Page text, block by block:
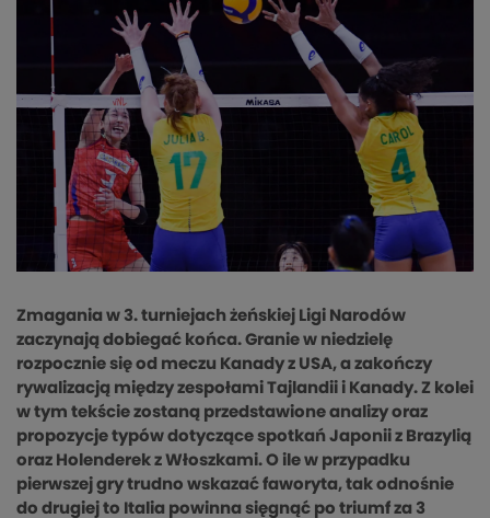
Zmagania w 3. turniejach żeńskiej Ligi Narodów
zaczynają dobiegać końca. Granie w niedzielę
rozpocznie się od meczu Kanady z USA, a zakończy
rywalizacją między zespołami Tajlandii i Kanady. Z kolei
w tym tekście zostaną przedstawione analizy oraz
propozycje typów dotyczące spotkań Japonii z Brazylią
oraz Holenderek z Włoszkami. O ile w przypadku
pierwszej gry trudno wskazać faworyta, tak odnośnie
do drugiej to Italia powinna sięgnąć po triumf za 3